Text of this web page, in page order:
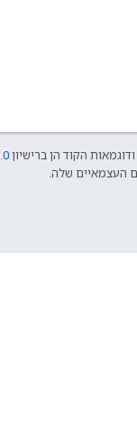
ודוגמאות הקוד הן ברישיון